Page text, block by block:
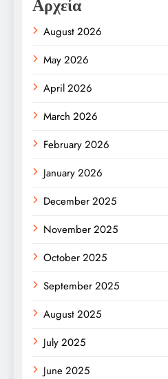
Αρχεία
August 2026
May 2026
April 2026
March 2026
February 2026
January 2026
December 2025
November 2025
October 2025
September 2025
August 2025
July 2025
June 2025